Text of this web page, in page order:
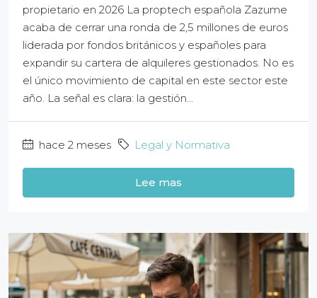
propietario en 2026 La proptech española Zazume
acaba de cerrar una ronda de 2,5 millones de euros
liderada por fondos británicos y españoles para
expandir su cartera de alquileres gestionados. No es
el único movimiento de capital en este sector este
año. La señal es clara: la gestión...
hace 2 meses Legal y Normativa
Lee mas